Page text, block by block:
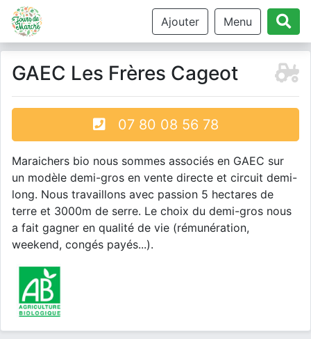
Ajouter Menu
GAEC Les Frères Cageot
07 80 08 56 78
Maraichers bio nous sommes associés en GAEC sur
un modèle demi-gros en vente directe et circuit demi-
long. Nous travaillons avec passion 5 hectares de
terre et 3000m de serre. Le choix du demi-gros nous
a fait gagner en qualité de vie (rémunération,
weekend, congés payés...).